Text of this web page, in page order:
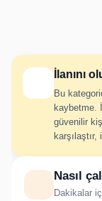
İlanını
Bu
kaybetme.
güvenilir
Nasıl
Dakikalar
Çift